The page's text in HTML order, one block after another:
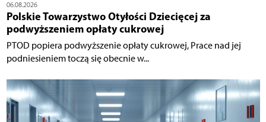
06.08.2026
Polskie Towarzystwo Otyłości Dziecięcej za
podwyższeniem opłaty cukrowej
PTOD popiera podwyższenie opłaty cukrowej, Prace nad jej
podniesieniem toczą się obecnie w...